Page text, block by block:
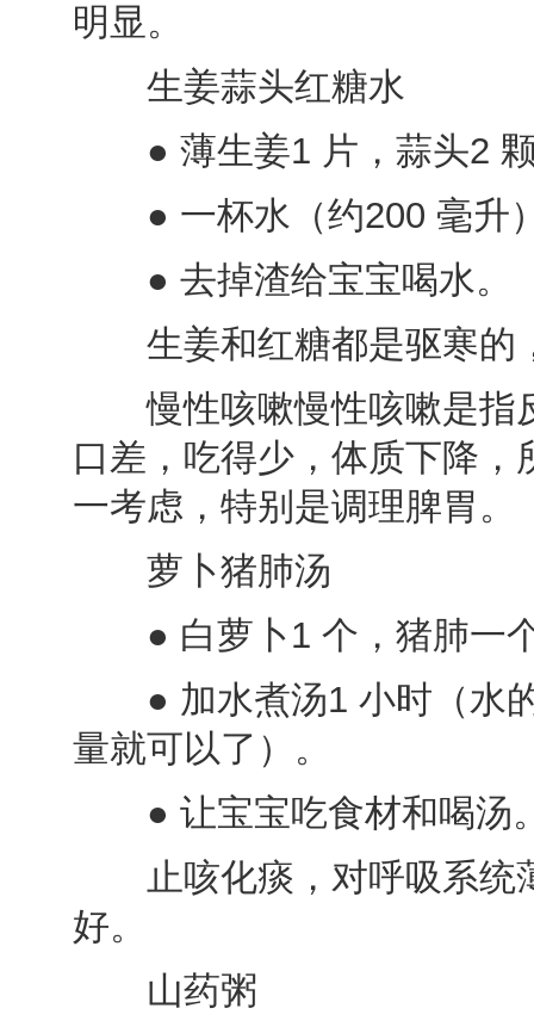
明显。
生姜蒜头红糖水
● 薄生姜1 片，蒜头2 颗
● 一杯水（约200 毫升
● 去掉渣给宝宝喝水。
生姜和红糖都是驱寒的
慢性咳嗽慢性咳嗽是指
口差，吃得少，体质下降
一考虑，特别是调理脾胃。
萝卜猪肺汤
● 白萝卜1 个，猪肺一
● 加水煮汤1 小时（水的
量就可以了）。
● 让宝宝吃食材和喝汤
止咳化痰，对呼吸系统
好。
山药粥